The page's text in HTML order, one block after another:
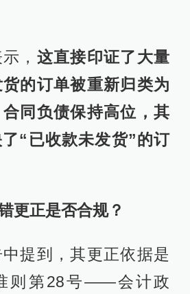
， 这直接印证了大量
的订单被重新归类为
同负债保持高位，其
“已收款未发货”的订
更正是否合规？
提到，其更正依据是
则第28号——会计政